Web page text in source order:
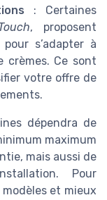
: Certaines
, proposent
s’adapter à
crèmes. Ce sont
votre offre de
dépendra de
maximum
mais aussi de
Pour
et mieux